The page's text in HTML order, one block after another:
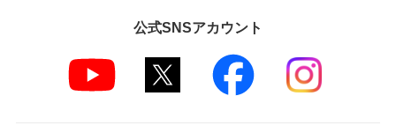
公式SNSアカウント